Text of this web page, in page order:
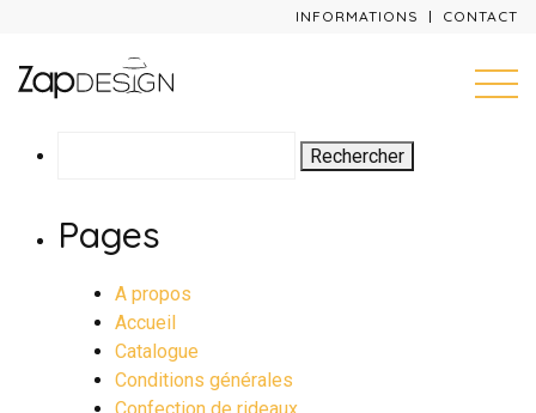
INFORMATIONS CONTACT
Pages
A propos
Accueil
Catalogue
Conditions générales